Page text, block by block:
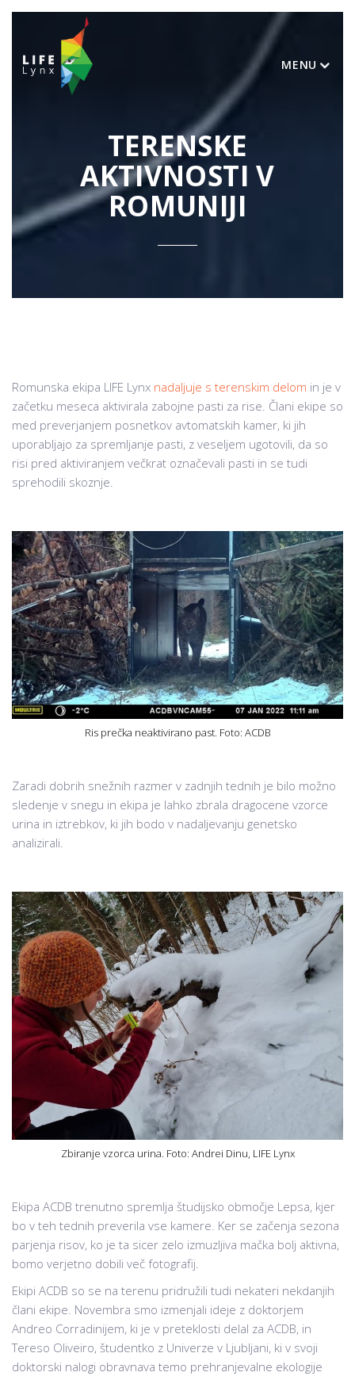
MENU
TERENSKE
AKTIVNOSTI V
ROMUNIJI
Romunska ekipa LIFE Lynx nadaljuje s terenskim delom in je v
začetku meseca aktivirala zabojne pasti za rise. Člani ekipe so
med preverjanjem posnetkov avtomatskih kamer, ki jih
uporabljajo za spremljanje pasti, z veseljem ugotovili, da so
risi pred aktiviranjem večkrat označevali pasti in se tudi
sprehodili skoznje.
Ris prečka neaktivirano past. Foto: ACDB
Zaradi dobrih snežnih razmer v zadnjih tednih je bilo možno
sledenje v snegu in ekipa je lahko zbrala dragocene vzorce
urina in iztrebkov, ki jih bodo v nadaljevanju genetsko
analizirali.
Zbiranje vzorca urina. Foto: Andrei Dinu, LIFE Lynx
Ekipa ACDB trenutno spremlja študijsko območje Lepsa, kjer
bo v teh tednih preverila vse kamere. Ker se začenja sezona
parjenja risov, ko je ta sicer zelo izmuzljiva mačka bolj aktivna,
bomo verjetno dobili več fotografij.
Ekipi ACDB so se na terenu pridružili tudi nekateri nekdanjih
člani ekipe. Novembra smo izmenjali ideje z doktorjem
Andreo Corradinijem, ki je v preteklosti delal za ACDB, in
Tereso Oliveiro, študentko z Univerze v Ljubljani, ki v svoji
doktorski nalogi obravnava temo prehranjevalne ekologije